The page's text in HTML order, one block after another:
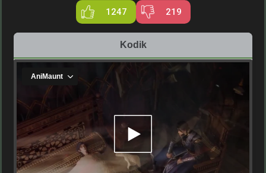
1247 219
Kodik